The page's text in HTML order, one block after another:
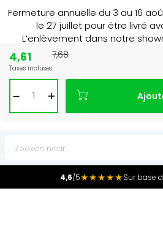
Fermeture annuelle du 3 au 16
le 27 juillet pour être livré
L’enlèvement dans notre
4,6/5★★★★★Sur base
4,61
Taxes incluses
7,68